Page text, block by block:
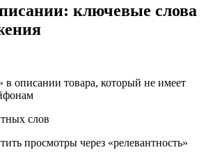
ключевые слова
в описании товара, который не имеет
слов
просмотры через «релевантность»